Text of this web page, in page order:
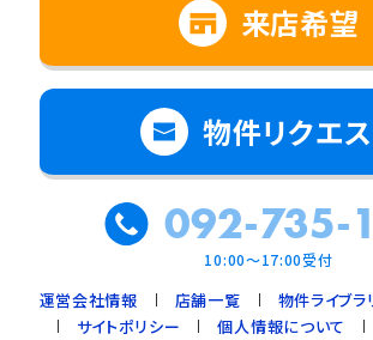
来店希望
物件リクエ
092-735-
10:00～17:00受付
運営会社情報 店舗一覧
物件ライブラ
サイトポリシー
個人情報について